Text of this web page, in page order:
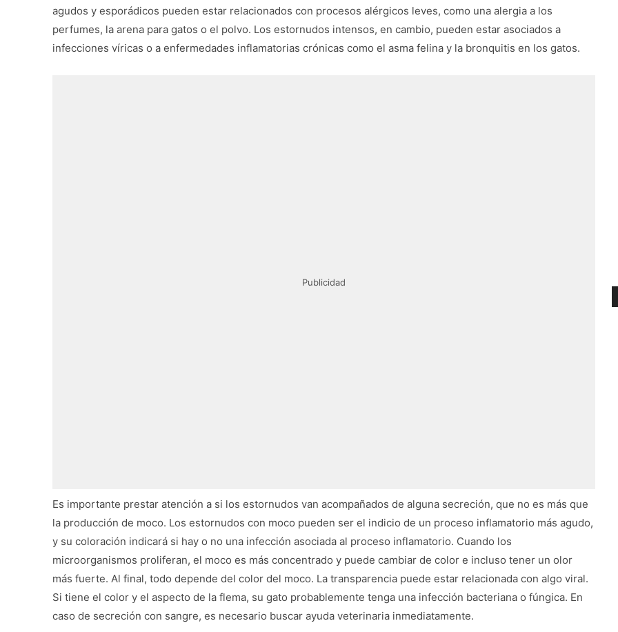
agudos y esporádicos pueden estar relacionados con procesos alérgicos leves, como una alergia a los
perfumes, la arena para gatos o el polvo. Los estornudos intensos, en cambio, pueden estar asociados a
infecciones víricas o a enfermedades inflamatorias crónicas como el asma felina y la bronquitis en los gatos.
Publicidad
Es importante prestar atención a si los estornudos van acompañados de alguna secreción, que no es más que
la producción de moco. Los estornudos con moco pueden ser el indicio de un proceso inflamatorio más agudo,
y su coloración indicará si hay o no una infección asociada al proceso inflamatorio. Cuando los
microorganismos proliferan, el moco es más concentrado y puede cambiar de color e incluso tener un olor
más fuerte. Al final, todo depende del color del moco. La transparencia puede estar relacionada con algo viral.
Si tiene el color y el aspecto de la flema, su gato probablemente tenga una infección bacteriana o fúngica. En
caso de secreción con sangre, es necesario buscar ayuda veterinaria inmediatamente.